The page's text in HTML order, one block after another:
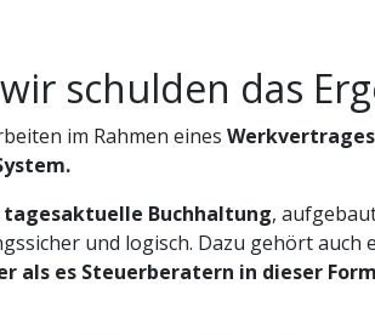
schulden das
im Rahmen eines Werkvertrages
tagesaktuelle Buchhaltung,
und logisch. Dazu gehört auch
als es Steuerberatern in dieser